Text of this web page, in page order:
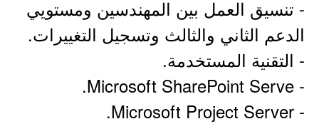
- تنسيق العمل بين المهندسين ومستويي
الدعم الثاني والثالث وتسجيل التغييرات.
- التقنية المستخدمة.
- Microsoft SharePoint Serve.
- Microsoft Project Server.